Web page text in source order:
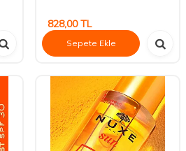
828,00TL
Sepete Ekle